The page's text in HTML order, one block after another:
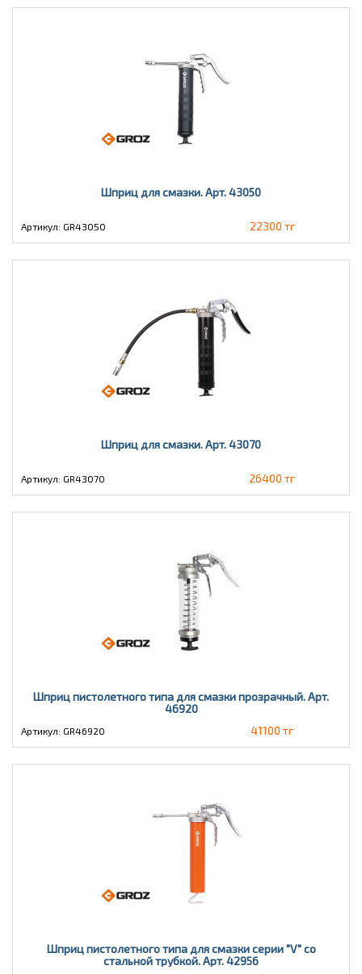
Шприц для смазки. Арт. 43050
Артикул: GR43050 22300 тг
Шприц для смазки. Арт. 43070
Артикул: GR43070 26400 тг
Шприц пистолетного типа для смазки прозрачный. Арт.
46920
Артикул: GR46920 41100 тг
Шприц пистолетного типа для смазки серии "V" со
стальной трубкой. Арт. 42956